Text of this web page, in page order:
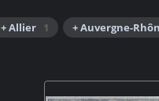
+ Allier 1 + Auvergne-